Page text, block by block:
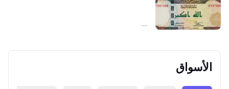
--
الأسواق